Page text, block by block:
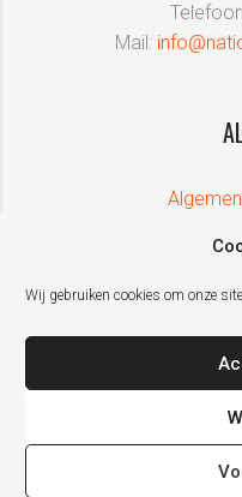
Wij gebruiken cookies om onze
Mail: